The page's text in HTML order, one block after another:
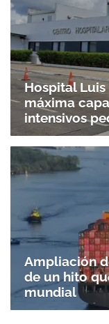
Hospital Luis
máxima
intensivos
Ampliación
de un hito
mundial